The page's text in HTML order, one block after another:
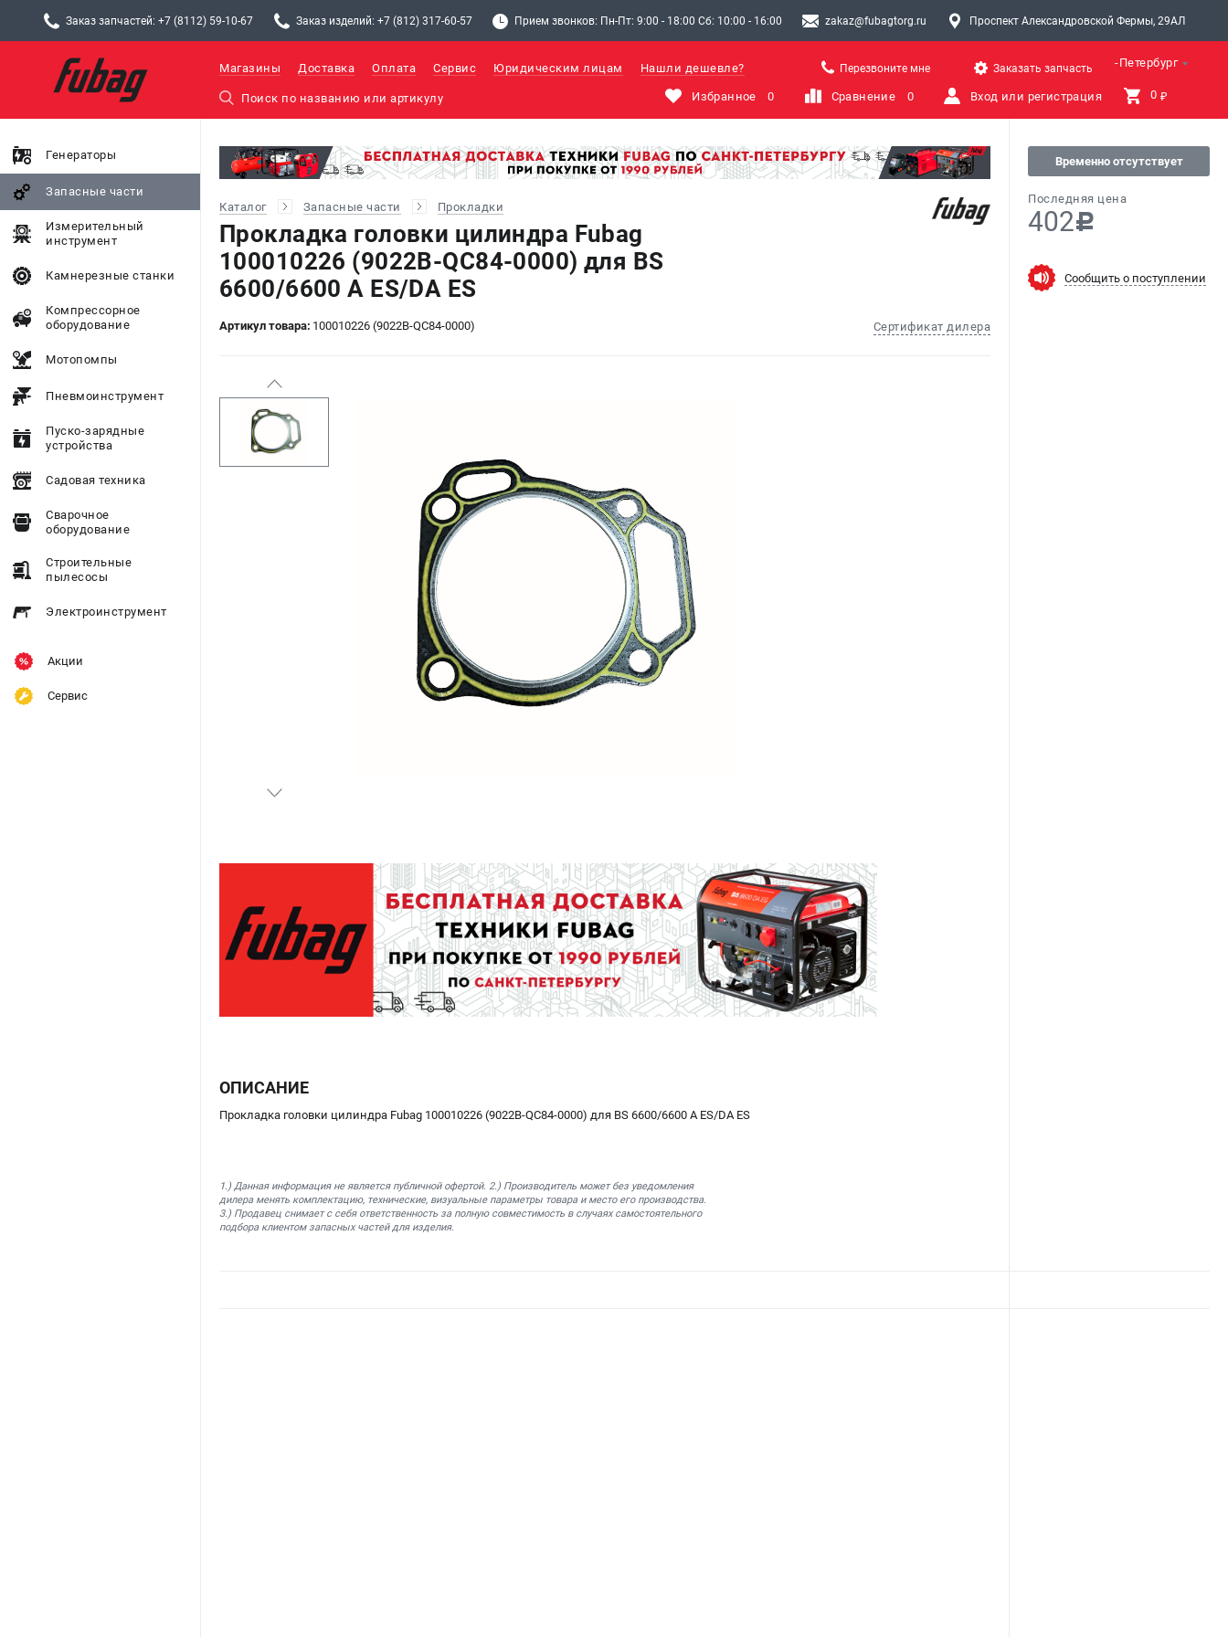
Заказ запчастей: +7 (8112) 59-10-67 Заказ изделий: +7 (812) 317-60-57 Прием звонков: Пн-Пт: 9:00 - 18:00 Сб: 10:00 - 16:00 zakaz@fubagtorg.ru Проспект Александровской Фермы, 29АЛ
Санкт-Петербург
Магазины Доставка Оплата Сервис Юридическим лицам Нашли дешевле? Перезвоните мне Заказать запчасть
Избранное 0 Сравнение 0 Вход или регистрация 0 ₽
Генераторы
Запасные части
Измерительный
инструмент
Камнерезные станки
Компрессорное
оборудование
Мотопомпы
Пневмоинструмент
Пуско-зарядные
устройства
Садовая техника
Сварочное
оборудование
Строительные
пылесосы
Электроинструмент
Акции
Сервис
Каталог Запасные части Прокладки
Прокладка головки цилиндра Fubag
100010226 (9022B-QC84-0000) для BS
6600/6600 A ES/DA ES
Артикул товара: 100010226 (9022B-QC84-0000) Сертификат дилера
Временно отсутствует
Последняя цена
402c
Сообщить о поступлении
ОПИСАНИЕ
Прокладка головки цилиндра Fubag 100010226 (9022B-QC84-0000) для BS 6600/6600 A ES/DA ES
1.) Данная информация не является публичной офертой. 2.) Производитель может без уведомления
дилера менять комплектацию, технические, визуальные параметры товара и место его производства.
3.) Продавец снимает с себя ответственность за полную совместимость в случаях самостоятельного
подбора клиентом запасных частей для изделия.